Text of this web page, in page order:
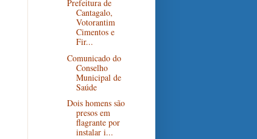
Prefeitura de
Cantagalo,
Votorantim
Cimentos e
Fir...
Comunicado do
Conselho
Municipal de
Saúde
Dois homens são
presos em
flagrante por
instalar i...